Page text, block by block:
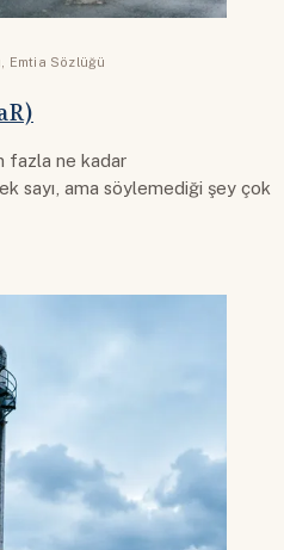
Emtia Sözlüğü
fazla ne kadar
sayı, ama söylemediği şey çok